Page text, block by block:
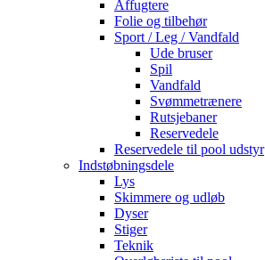
Affugtere
Folie og tilbehør
Sport / Leg / Vandfald
Ude bruser
Spil
Vandfald
Svømmetrænere
Rutsjebaner
Reservedele
Reservedele til pool udstyr
Indstøbningsdele
Lys
Skimmere og udløb
Dyser
Stiger
Teknik